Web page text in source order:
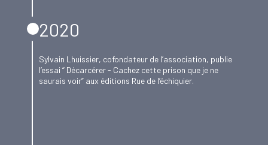
2020
Sylvain Lhuissier, cofondateur de l’association, publie
l’essai “ Décarcérer - Cachez cette prison que je ne
saurais voir” aux éditions Rue de l’échiquier.